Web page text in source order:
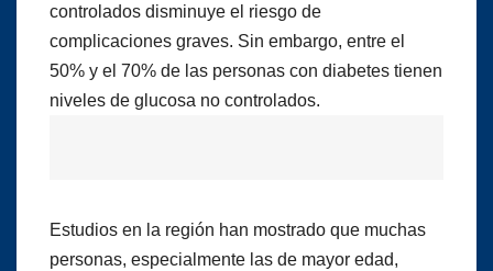
controlados disminuye el riesgo de
complicaciones graves. Sin embargo, entre el
50% y el 70% de las personas con diabetes tienen
niveles de glucosa no controlados.
Estudios en la región han mostrado que muchas
personas, especialmente las de mayor edad,